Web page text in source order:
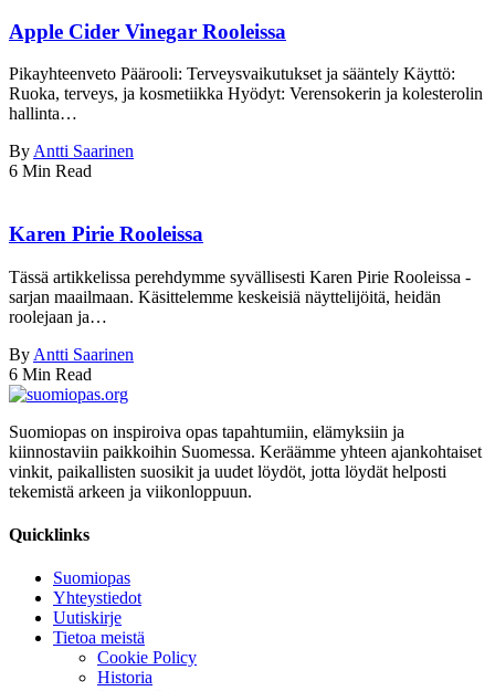
Apple Cider Vinegar Rooleissa
Pikayhteenveto Päärooli: Terveysvaikutukset ja sääntely Käyttö:
Ruoka, terveys, ja kosmetiikka Hyödyt: Verensokerin ja kolesterolin
hallinta…
ByAntti Saarinen
6 Min Read
Karen Pirie Rooleissa
Tässä artikkelissa perehdymme syvällisesti Karen Pirie Rooleissa -
sarjan maailmaan. Käsittelemme keskeisiä näyttelijöitä, heidän
roolejaan ja…
By Antti Saarinen
6 Min Read
Suomiopas on inspiroiva opas tapahtumiin, elämyksiin ja
kiinnostaviin paikkoihin Suomessa. Keräämme yhteen ajankohtaiset
vinkit, paikallisten suosikit ja uudet löydöt, jotta löydät helposti
tekemistä arkeen ja viikonloppuun.
Quicklinks
Suomiopas
Yhteystiedot
Uutiskirje
Tietoa meistä
Cookie Policy
Historia